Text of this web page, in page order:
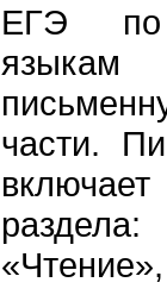
ЕГЭ по
части.
раздела: